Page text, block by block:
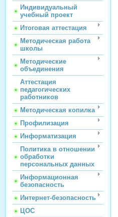
Индивидуальный
учебный проект
Итоговая аттестация
Методическая работа
школы
Методические
объединения
Аттестация
педагогических
работников
Методическая копилка
Профилизация
Информатизация
Политика в отношении
обработки
персональных данных
Информационная
безопасность
Интернет-безопасность
ЦОС